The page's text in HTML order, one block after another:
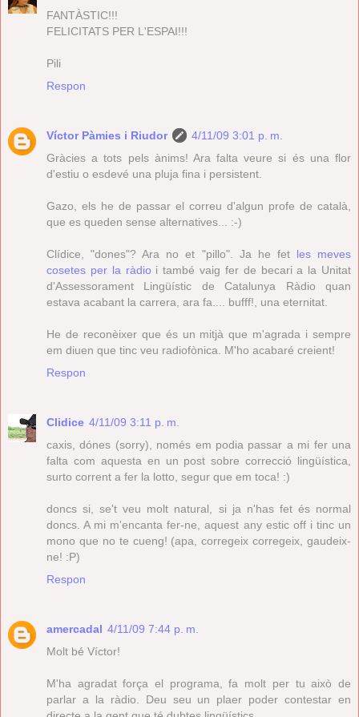
FANTÀSTIC!!!
FELICITATS PER L'ESPAI!!!
Pili
Respon
Víctor Pàmies i Riudor
4/11/09 3:01 p. m.
Gràcies a tots pels ànims! Ara falta veure si és una flor
d'estiu o esdevé una pluja fina i persistent.
Gazo, els he de passar el correu d'algun profe de català,
que es queden sense alternatives... :-)
Clídice, "dones"? Ara no et "pillo". Ja he fet les meves
cosetes per la ràdio i també vaig fer de becari a la Unitat
d'Assessorament Lingüístic de Catalunya Ràdio quan
estava acabant la carrera, ara fa.... bufff!, una eternitat.
He de reconèixer que és un mitjà que m'agrada i sempre
em diuen que tinc veu radiofònica. M'ho acabaré creient!
Respon
Clidice 4/11/09 3:11 p. m.
caxis, dónes (sorry), només em podia passar a mi fer una
falta com aquesta en un post sobre correcció lingüística,
surto corrent a fer la lotto, segur que em toca! :)
doncs si, se't veu molt natural, si ja n'has fet és normal
doncs. A mi m'encanta fer-ne, aquest any estic off i tinc un
mono que no te cueng! (apa, corregeix corregeix, gaudeix-
ne! :P)
Respon
amercadal 4/11/09 7:44 p. m.
Molt bé Víctor!
M'ha agradat força el programa, fa molt per tu això de
parlar a la ràdio. Deu seu un plaer poder contestar en